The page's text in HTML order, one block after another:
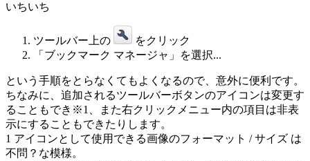
いちいち
ツールバー上の
をクリック
「ブックマーク マネージャ」を選択...
という手順をとらなくてもよくなるので、意外に便利です。
ちなみに、追加されるツールバーボタンのアイコンは変更す
ることもでき ※1
、また右クリックメニュー内の項目は非表
示にすることもできたりします。
1 アイコンとして使用できる画像のフォーマット / サイズ は
不問？な模様。